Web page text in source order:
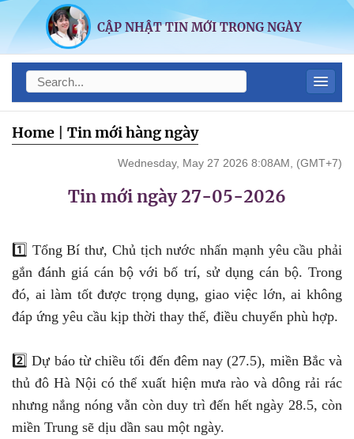
CẬP NHẬT TIN MỚI TRONG NGÀY
Home Tin mới hàng ngày
Wednesday, May 27 2026 8:08AM, (GMT+7)
Tin mới ngày 27-05-2026
1️⃣ Tổng Bí thư, Chủ tịch nước nhấn mạnh yêu cầu phải
gắn đánh giá cán bộ với bố trí, sử dụng cán bộ. Trong
đó, ai làm tốt được trọng dụng, giao việc lớn, ai không
đáp ứng yêu cầu kịp thời thay thế, điều chuyển phù hợp.
2️⃣ Dự báo từ chiều tối đến đêm nay (27.5), miền Bắc và
thủ đô Hà Nội có thể xuất hiện mưa rào và dông rải rác
nhưng nắng nóng vẫn còn duy trì đến hết ngày 28.5, còn
miền Trung sẽ dịu dần sau một ngày.